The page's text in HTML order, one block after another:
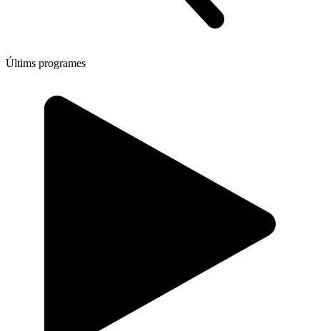
Últims programes